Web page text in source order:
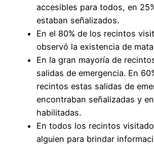
accesibles para todos, en
estaban señalizados.
En el 80% de los recintos
observó la existencia de
En la gran mayoría de
salidas de emergencia. En
recintos estas salidas de
encontraban señalizadas y
habilitadas.
En todos los recintos
alguien para brindar